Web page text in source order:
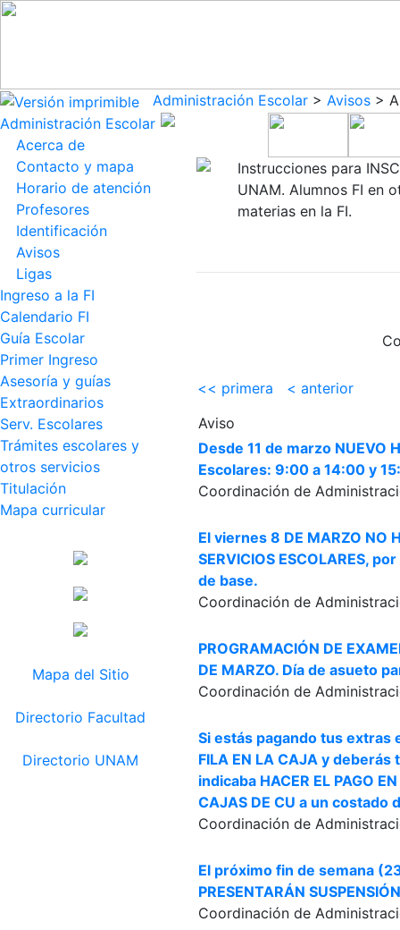
Administración Escolar > Avisos >
Administración Escolar
Acerca de
Contacto y mapa
Horario de atención
Profesores
Identificación
Avisos
Ligas
Ingreso a la FI
Calendario FI
Guía Escolar
Primer Ingreso
Asesoría y guías
Extraordinarios
Serv. Escolares
Trámites escolares y
otros servicios
Titulación
Mapa curricular
Mapa del Sitio
Directorio Facultad
Directorio UNAM
Instrucciones para
UNAM. Alumnos FI en
materias en la FI.
<< primera
< anterior
Aviso
Desde 11 de marzo NUEVO
Escolares: 9:00 a 14:00 y
Coordinación de
El viernes 8 DE MARZO NO
SERVICIOS ESCOLARES,
de base.
Coordinación de
PROGRAMACIÓN DE
DE MARZO. Día de asueto
Coordinación de
Si estás pagando tus extras
FILA EN LA CAJA y deberás
indicaba HACER EL PAGO
CAJAS DE CU a un costado
Coordinación de
El próximo fin de semana
PRESENTARÁN
Coordinación de